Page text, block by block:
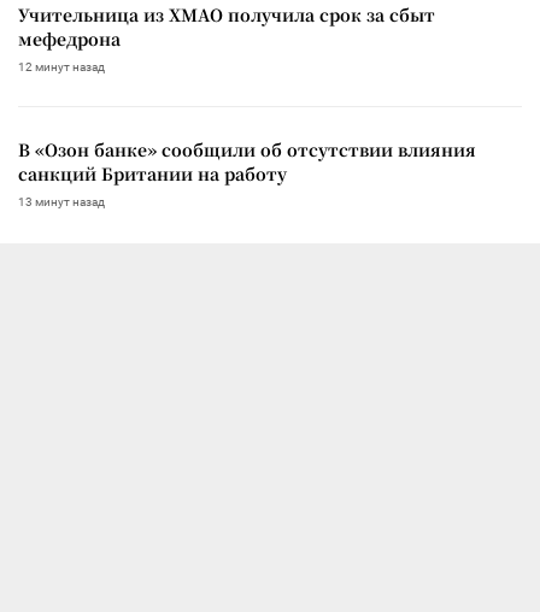
Учительница из ХМАО получила срок за сбыт
мефедрона
12 минут назад
В «Озон банке» сообщили об отсутствии влияния
санкций Британии на работу
13 минут назад